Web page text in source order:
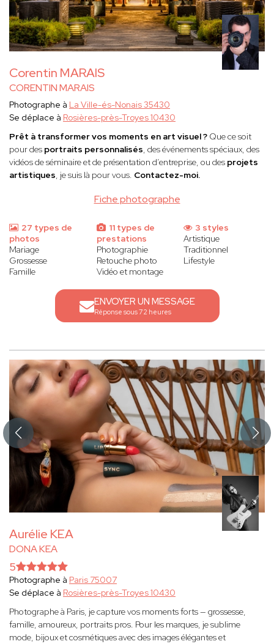
Corentin MARAIS
CORENTIN MARAIS
Fiche photographe
Photographe à La Ville-és-Nonais 35430
Se déplace à Rosières-près-Troyes 10430
Prêt à transformer vos moments en art visuel ? Que ce soit
pour des portraits personnalisés, des événements spéciaux, des
vidéos de séminaire et de présentation d’entreprise, ou des projets
artistiques, je suis là pour vous. Contactez-moi.
27 types de
photos
Mariage
Grossesse
Famille
11 types de
prestations
Photographie
Retouche photo
Vidéo et montage
3 styles
Artistique
Traditionnel
Lifestyle
ENVOYER UN MESSAGE
Réponse sous 72 heures
Aurélie KEA
DONA KEA
5
Photographe à Paris 75007
Se déplace à Rosières-près-Troyes 10430
Photographe à Paris, je capture vos moments forts — grossesse,
famille, amoureux, portraits pros. Pour les marques, je sublime
mode, bijoux et cosmétiques avec des images élégantes et